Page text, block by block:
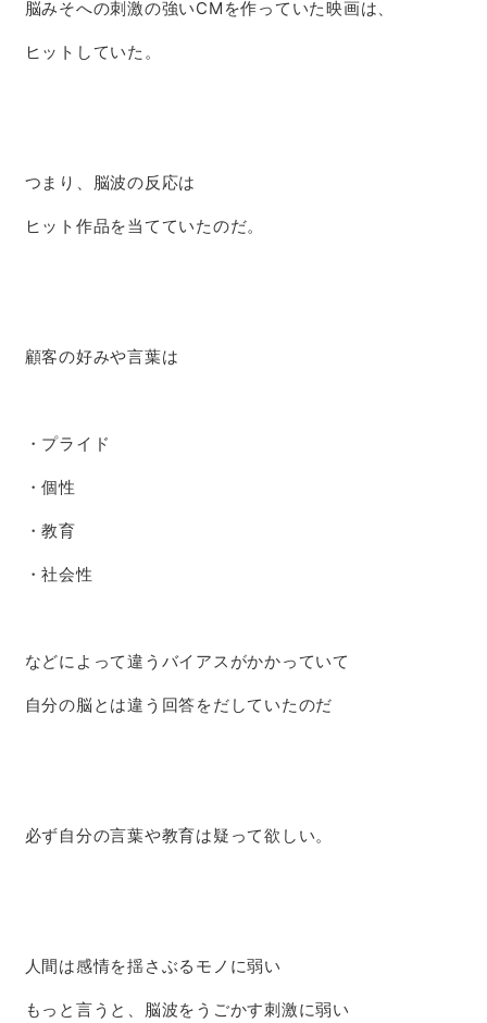
脳みそへの刺激の強いCMを作っていた映画は、
ヒットしていた。
つまり、脳波の反応は
ヒット作品を当てていたのだ。
顧客の好みや言葉は
・プライド
・個性
・教育
・社会性
などによって違うバイアスがかかっていて
自分の脳とは違う回答をだしていたのだ
必ず自分の言葉や教育は疑って欲しい。
人間は感情を揺さぶるモノに弱い
もっと言うと、脳波をうごかす刺激に弱い